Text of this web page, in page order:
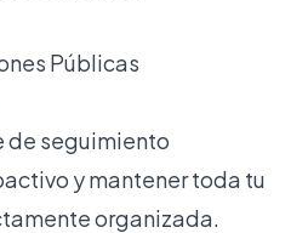
Públicas
de seguimiento
y mantener toda tu
organizada.